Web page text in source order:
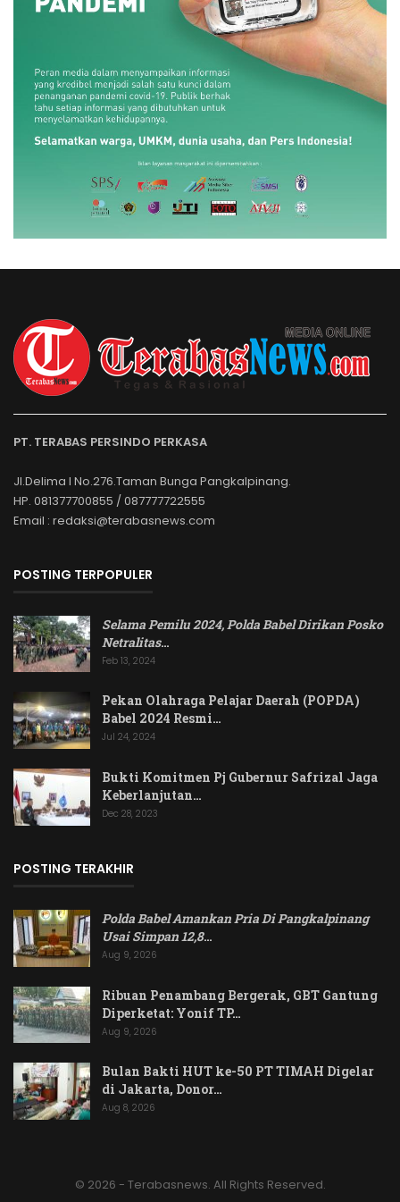
PT. TERABAS PERSINDO PERKASA
Jl.Delima I No.276.Taman Bunga Pangkalpinang.
HP. 081377700855 / 087777722555
Email : redaksi@terabasnews.com
POSTING TERPOPULER
Selama Pemilu 2024, Polda Babel Dirikan Posko
Netralitas…
Feb 13, 2024
Pekan Olahraga Pelajar Daerah (POPDA)
Babel 2024 Resmi…
Jul 24, 2024
Bukti Komitmen Pj Gubernur Safrizal Jaga
Keberlanjutan…
Dec 28, 2023
POSTING TERAKHIR
Polda Babel Amankan Pria Di Pangkalpinang
Usai Simpan 12,8…
Aug 9, 2026
Ribuan Penambang Bergerak, GBT Gantung
Diperketat: Yonif TP…
Aug 9, 2026
Bulan Bakti HUT ke-50 PT TIMAH Digelar
di Jakarta, Donor…
Aug 8, 2026
© 2026 - Terabasnews. All Rights Reserved.